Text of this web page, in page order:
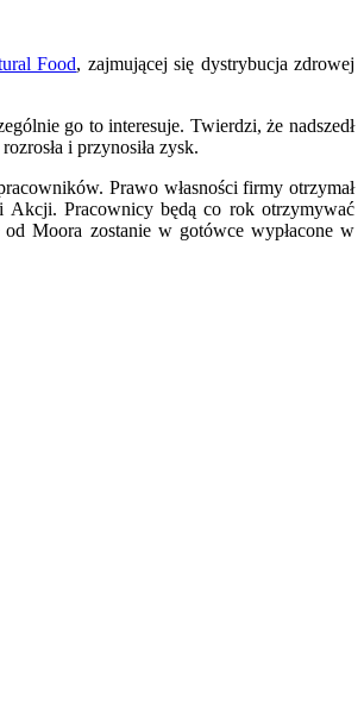
Food, zajmującej się dystrybucja zdrowej
go to interesuje. Twierdzi, że nadszedł
i przynosiła zysk.
Prawo własności firmy otrzymał
Akcji. Pracownicy będą co rok otrzymywać
Moora zostanie w gotówce wypłacone w